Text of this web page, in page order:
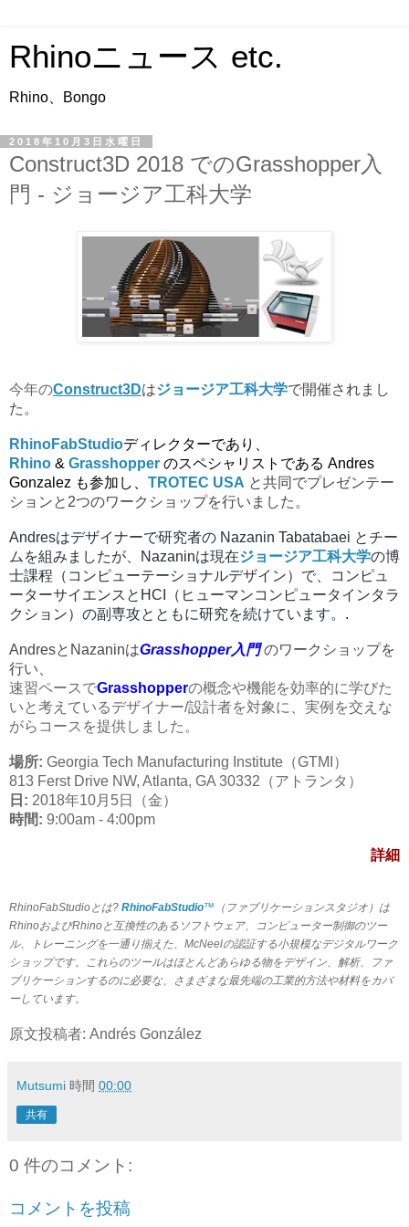
Rhinoニュース etc.
Rhino、Bongo
2018年10月3日水曜日
Construct3D 2018 でのGrasshopper入
門 - ジョージア工科大学
今年のConstruct3Dはジョージア工科大学で開催されまし
た。
RhinoFabStudioディレクターであり、
Rhino & Grasshopper のスペシャリストである Andres
Gonzalez も参加し、 TROTEC USA と共同でプレゼンテー
ションと2つのワークショップを行いました。
Andresはデザイナーで研究者の Nazanin Tabatabaei とチー
ムを組みましたが、Nazaninは現在ジョージア工科大学の博
士課程（コンピューテーショナルデザイン）で、コンピュ
ーターサイエンスとHCI（ヒューマンコンピュータインタラ
クション）の副専攻とともに研究を続けています。 .
AndresとNazaninはGrasshopper入門 のワークショップを
行い、
速習ペースでGrasshopperの概念や機能を効率的に学びた
いと考えているデザイナー/設計者を対象に、実例を交えな
がらコースを提供しました。
場所: Georgia Tech Manufacturing Institute（GTMI）
813 Ferst Drive NW, Atlanta, GA 30332（アトランタ）
日: 2018年10月5日（金）
時間: 9:00am - 4:00pm
詳細
RhinoFabStudioとは? RhinoFabStudio™ （ファブリケーションスタジオ）は
RhinoおよびRhinoと互換性のあるソフトウェア、コンピューター制御のツー
ル、トレーニングを一通り揃えた、McNeelの認証する小規模なデジタルワーク
ショップです。これらのツールはほとんどあらゆる物をデザイン、解析、ファ
ブリケーションするのに必要な、さまざまな最先端の工業的方法や材料をカバ
ーしています。
原文投稿者: Andrés González
Mutsumi 時間 00:00
共有
0 件のコメント:
コメントを投稿